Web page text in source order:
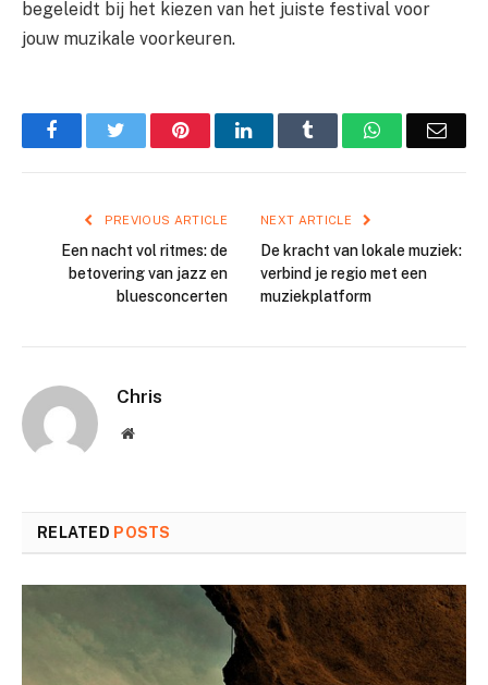
begeleidt bij het kiezen van het juiste festival voor
jouw muzikale voorkeuren.
FacebookTwitter PinterestLinkedIn Tumblr WhatsApp
PREVIOUS ARTICLE
Een nacht vol ritmes: de
betovering van jazz en
bluesconcerten
NEXT ARTICLE
De kracht van lokale muziek:
verbind je regio met een
muziekplatform
Chris
Website
RELATED POSTS